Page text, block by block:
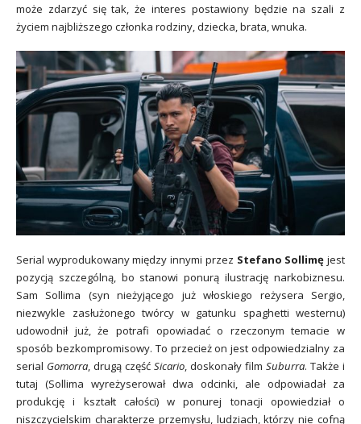
może zdarzyć się tak, że interes postawiony będzie na szali z
życiem najbliższego członka rodziny, dziecka, brata, wnuka.
Serial wyprodukowany między innymi przez Stefano Sollimę jest
pozycją szczególną, bo stanowi ponurą ilustrację narkobiznesu.
Sam Sollima (syn nieżyjącego już włoskiego reżysera Sergio,
niezwykle zasłużonego twórcy w gatunku spaghetti westernu)
udowodnił już, że potrafi opowiadać o rzeczonym temacie w
sposób bezkompromisowy. To przecież on jest odpowiedzialny za
serial Gomorra, drugą część Sicario, doskonały film Suburra. Także i
tutaj (Sollima wyreżyserował dwa odcinki, ale odpowiadał za
produkcję i kształt całości) w ponurej tonacji opowiedział o
niszczycielskim charakterze przemysłu, ludziach, którzy nie cofną